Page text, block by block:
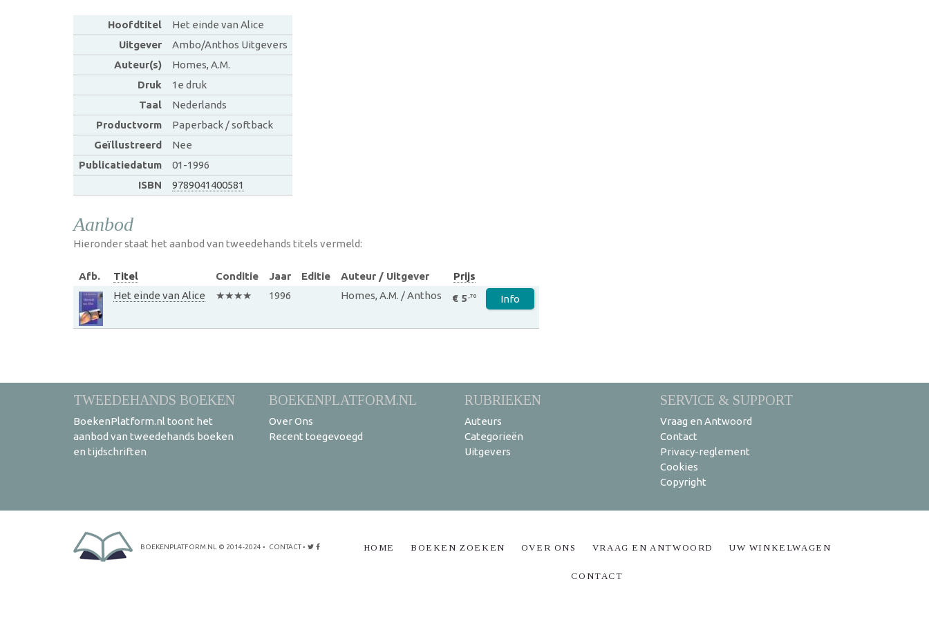
Hoofdtitel
Het einde van Alice
Uitgever
Ambo/Anthos Uitgevers
Auteur(s)
Homes, A.M.
Druk
1e druk
Taal
Nederlands
Productvorm
Paperback / softback
Geïllustreerd
Nee
Publicatiedatum
01-1996
ISBN
9789041400581
Aanbod
Hieronder staat het aanbod van tweedehands titels vermeld:
Afb. Titel Conditie Jaar Editie Auteur / Uitgever
Prijs
Het einde van Alice
★★★★ 1996 Homes, A.M. / Anthos € 5 ,70 Info
TWEEDEHANDS BOEKEN
BoekenPlatform.nl toont het
aanbod van tweedehands boeken
en tijdschriften
BOEKENPLATFORM.NL
Over Ons
Recent toegevoegd
RUBRIEKEN
Auteurs
Categorieën
Uitgevers
SERVICE & SUPPORT
Vraag en Antwoord
Contact
Privacy-reglement
Cookies
Copyright
BOEKENPLATFORM.NL © 2014-2024 • CONTACT• HOME BOEKEN ZOEKEN OVER ONS VRAAG EN ANTWOORD UW WINKELWAGEN
CONTACT